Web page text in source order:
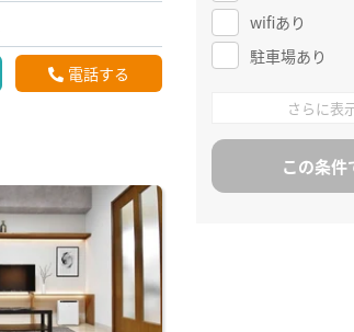
電話する
wifiあり
駐車場あり
さらに表